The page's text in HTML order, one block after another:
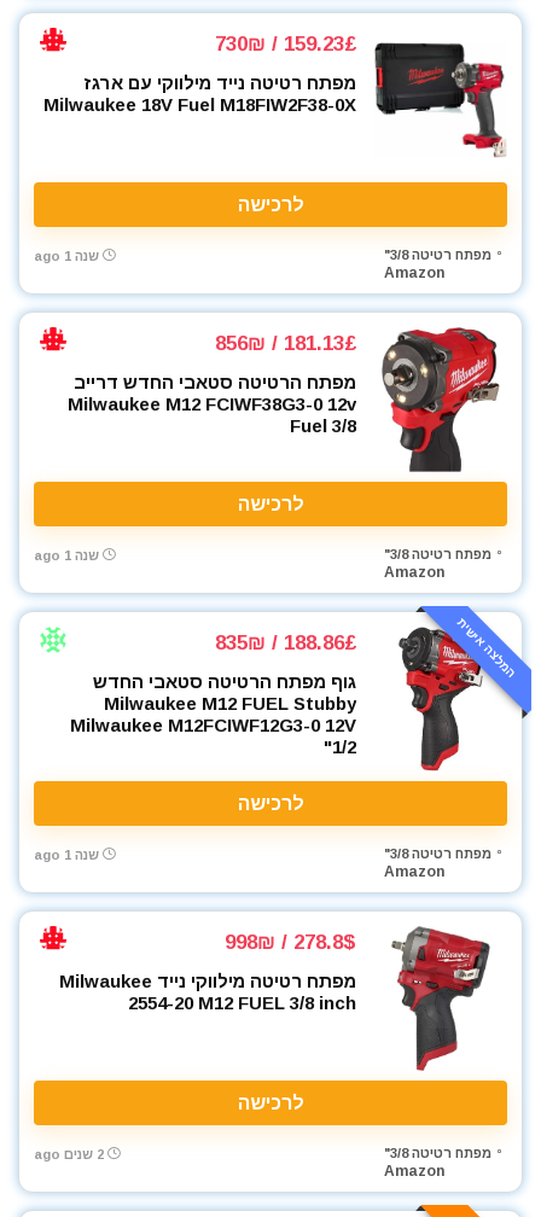
159.23£ / 730₪
מפתח רטיטה נייד מילווקי עם ארגז
Milwaukee 18V Fuel M18FIW2F38-0X
לרכישה
מפתח רטיטה 3/8"
Amazon
שנה 1 ago
181.13£ / 856₪
מפתח הרטיטה סטאבי החדש דרייב
Milwaukee M12 FCIWF38G3-0 12v
Fuel 3/8
לרכישה
מפתח רטיטה 3/8"
Amazon
שנה 1 ago
המלצה אישית 188.86£ / 835₪
גוף מפתח הרטיטה סטאבי החדש
Milwaukee M12 FUEL Stubby
Milwaukee M12FCIWF12G3-0 12V
1/2"
לרכישה
מפתח רטיטה 3/8"
Amazon
שנה 1 ago
278.8$ / 998₪
מפתח רטיטה מילווקי נייד Milwaukee
2554-20 M12 FUEL 3/8 inch
לרכישה
מפתח רטיטה 3/8"
Amazon
2 שנים ago